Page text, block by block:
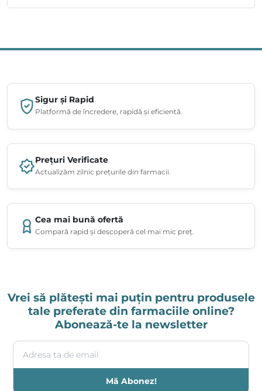
Sigur și Rapid
Platformă de încredere, rapidă și eficientă.
Prețuri Verificate
Actualizăm zilnic prețurile din farmacii.
Cea mai bună ofertă
Compară rapid și descoperă cel mai mic preț.
Vrei să plătești mai puțin pentru produsele
tale preferate din farmaciile online?
Abonează-te la newsletter
Adresa ta de email
Mă Abonez!